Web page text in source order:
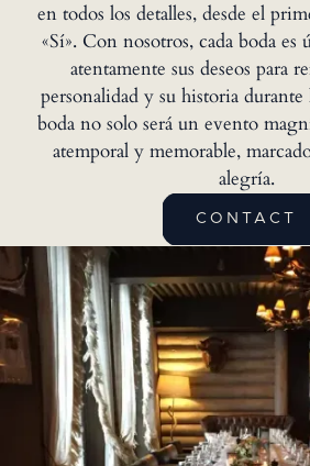
en todos los detalles, desde el
«Sí». Con nosotros, cada boda es
atentamente sus deseos para
personalidad y su historia durante
boda no solo será un evento
atemporal y memorable,
alegría.
CONTACT